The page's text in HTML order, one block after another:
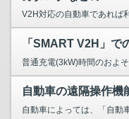
V2H対応の自動車であれば
普通充電(3kW)時間のおよそ
自動車によっては、「自動